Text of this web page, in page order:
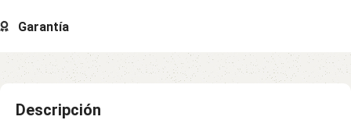
Garantía
Descripción